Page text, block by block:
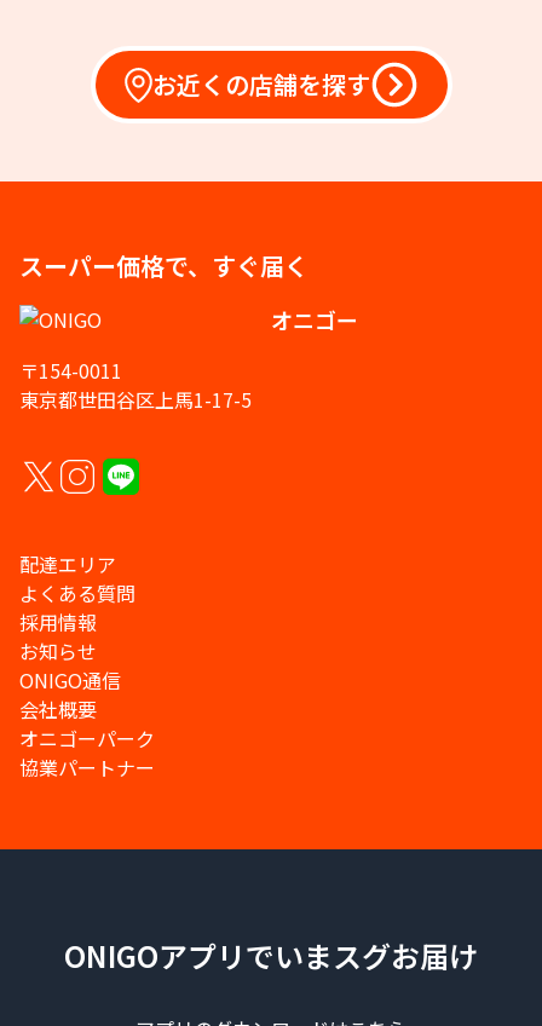
お近くの店舗を探す
スーパー価格で、すぐ届く
オニゴー
〒154-0011
東京都世田谷区上馬1-17-5
配達エリア
よくある質問
採用情報
お知らせ
ONIGO通信
会社概要
オニゴーパーク
協業パートナー
ONIGOアプリでいまスグお届け